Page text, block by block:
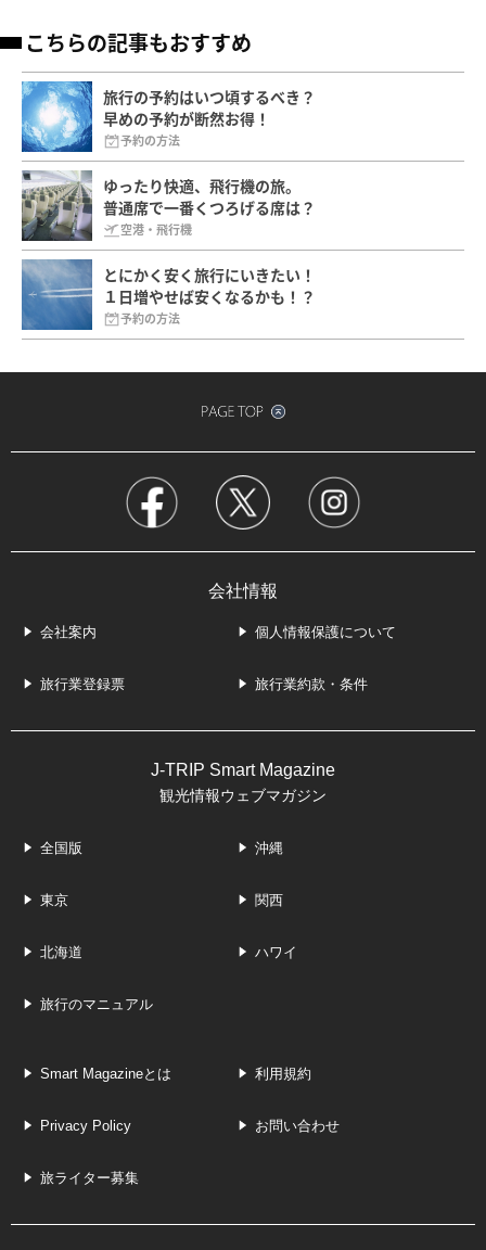
こちらの記事もおすすめ
旅行の予約はいつ頃するべき？
早めの予約が断然お得！
予約の方法
ゆったり快適、飛行機の旅。
普通席で一番くつろげる席は？
空港・飛行機
とにかく安く旅行にいきたい！
１日増やせば安くなるかも！？
予約の方法
会社情報
会社案内 個人情報保護について
旅行業登録票 旅行業約款・条件
J-TRIP Smart Magazine
観光情報ウェブマガジン
全国版 沖縄
東京 関西
北海道 ハワイ
旅行のマニュアル
Smart Magazineとは 利用規約
Privacy Policy お問い合わせ
旅ライター募集